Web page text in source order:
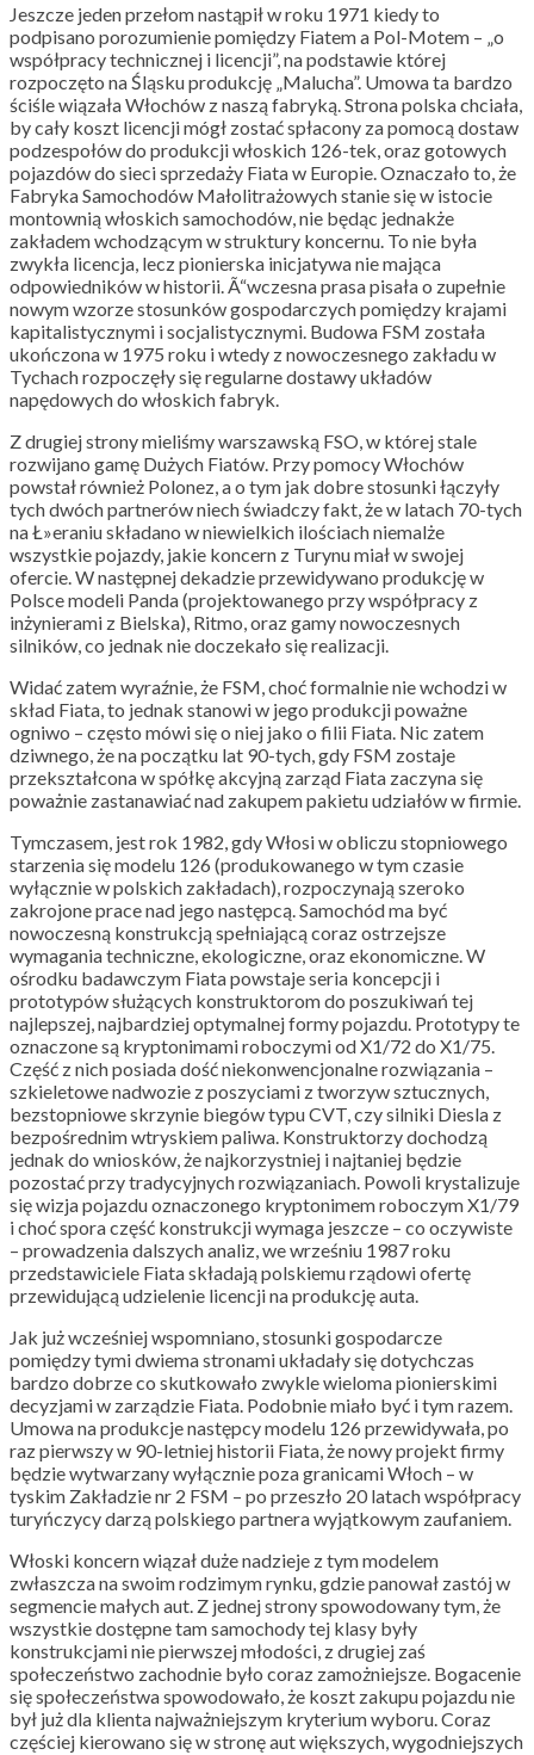
Jeszcze jeden przełom nastąpił w roku 1971 kiedy to
podpisano porozumienie pomiędzy Fiatem a Pol-Motem – „o
współpracy technicznej i licencji”, na podstawie której
rozpoczęto na Śląsku produkcję „Malucha”. Umowa ta bardzo
ściśle wiązała Włochów z naszą fabryką. Strona polska chciała,
by cały koszt licencji mógł zostać spłacony za pomocą dostaw
podzespołów do produkcji włoskich 126-tek, oraz gotowych
pojazdów do sieci sprzedaży Fiata w Europie. Oznaczało to, że
Fabryka Samochodów Małolitrażowych stanie się w istocie
montownią włoskich samochodów, nie będąc jednakże
zakładem wchodzącym w struktury koncernu. To nie była
zwykła licencja, lecz pionierska inicjatywa nie mająca
odpowiedników w historii. Ã“wczesna prasa pisała o zupełnie
nowym wzorze stosunków gospodarczych pomiędzy krajami
kapitalistycznymi i socjalistycznymi. Budowa FSM została
ukończona w 1975 roku i wtedy z nowoczesnego zakładu w
Tychach rozpoczęły się regularne dostawy układów
napędowych do włoskich fabryk.
Z drugiej strony mieliśmy warszawską FSO, w której stale
rozwijano gamę Dużych Fiatów. Przy pomocy Włochów
powstał również Polonez, a o tym jak dobre stosunki łączyły
tych dwóch partnerów niech świadczy fakt, że w latach 70-tych
na Ł»eraniu składano w niewielkich ilościach niemalże
wszystkie pojazdy, jakie koncern z Turynu miał w swojej
ofercie. W następnej dekadzie przewidywano produkcję w
Polsce modeli Panda (projektowanego przy współpracy z
inżynierami z Bielska), Ritmo, oraz gamy nowoczesnych
silników, co jednak nie doczekało się realizacji.
Widać zatem wyraźnie, że FSM, choć formalnie nie wchodzi w
skład Fiata, to jednak stanowi w jego produkcji poważne
ogniwo – często mówi się o niej jako o filii Fiata. Nic zatem
dziwnego, że na początku lat 90-tych, gdy FSM zostaje
przekształcona w spółkę akcyjną zarząd Fiata zaczyna się
poważnie zastanawiać nad zakupem pakietu udziałów w firmie.
Tymczasem, jest rok 1982, gdy Włosi w obliczu stopniowego
starzenia się modelu 126 (produkowanego w tym czasie
wyłącznie w polskich zakładach), rozpoczynają szeroko
zakrojone prace nad jego następcą. Samochód ma być
nowoczesną konstrukcją spełniającą coraz ostrzejsze
wymagania techniczne, ekologiczne, oraz ekonomiczne. W
ośrodku badawczym Fiata powstaje seria koncepcji i
prototypów służących konstruktorom do poszukiwań tej
najlepszej, najbardziej optymalnej formy pojazdu. Prototypy te
oznaczone są kryptonimami roboczymi od X1/72 do X1/75.
Część z nich posiada dość niekonwencjonalne rozwiązania –
szkieletowe nadwozie z poszyciami z tworzyw sztucznych,
bezstopniowe skrzynie biegów typu CVT, czy silniki Diesla z
bezpośrednim wtryskiem paliwa. Konstruktorzy dochodzą
jednak do wniosków, że najkorzystniej i najtaniej będzie
pozostać przy tradycyjnych rozwiązaniach. Powoli krystalizuje
się wizja pojazdu oznaczonego kryptonimem roboczym X1/79
i choć spora część konstrukcji wymaga jeszcze – co oczywiste
– prowadzenia dalszych analiz, we wrześniu 1987 roku
przedstawiciele Fiata składają polskiemu rządowi ofertę
przewidującą udzielenie licencji na produkcję auta.
Jak już wcześniej wspomniano, stosunki gospodarcze
pomiędzy tymi dwiema stronami układały się dotychczas
bardzo dobrze co skutkowało zwykle wieloma pionierskimi
decyzjami w zarządzie Fiata. Podobnie miało być i tym razem.
Umowa na produkcje następcy modelu 126 przewidywała, po
raz pierwszy w 90-letniej historii Fiata, że nowy projekt firmy
będzie wytwarzany wyłącznie poza granicami Włoch – w
tyskim Zakładzie nr 2 FSM – po przeszło 20 latach współpracy
turyńczycy darzą polskiego partnera wyjątkowym zaufaniem.
Włoski koncern wiązał duże nadzieje z tym modelem
zwłaszcza na swoim rodzimym rynku, gdzie panował zastój w
segmencie małych aut. Z jednej strony spowodowany tym, że
wszystkie dostępne tam samochody tej klasy były
konstrukcjami nie pierwszej młodości, z drugiej zaś
społeczeństwo zachodnie było coraz zamożniejsze. Bogacenie
się społeczeństwa spowodowało, że koszt zakupu pojazdu nie
był już dla klienta najważniejszym kryterium wyboru. Coraz
częściej kierowano się w stronę aut większych, wygodniejszych